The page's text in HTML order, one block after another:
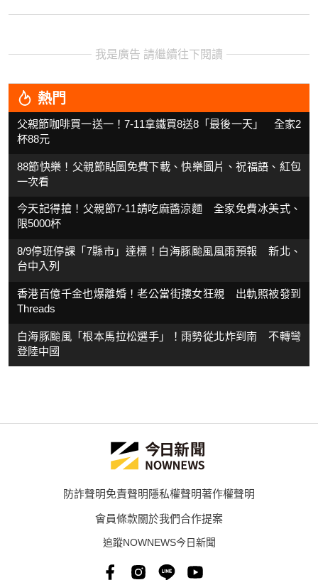
我是廣告 請繼續往下閱讀
熱門
父親節咖啡買一送一！7-11拿鐵買8送8「最後一天」 全家2
杯88元
88節快樂！父親節貼圖免費下載、快樂圖片、祝福語、紅包
一次看
今天記得搶！父親節7-11請吃麻醬涼麵 全家免費冰美式、
限5000杯
8/9停班停課「7縣市」達標！白海豚颱風風雨預報 新北、
台中入列
香港百億千金也爆離婚！老公當街摟女狂親 出軌照被發到
Threads
白海豚颱風「根本馬拉松選手」！雨勢從北炸到南 不轉彎
登陸中國
防詐聲明免責聲明隱私權聲明著作權聲明
會員條款關於我們合作提案
追蹤NOWNEWS今日新聞